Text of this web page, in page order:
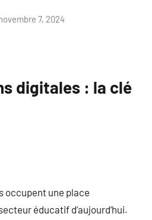
7, 2024
digitales : la clé
occupent une place
éducatif d’aujourd’hui.